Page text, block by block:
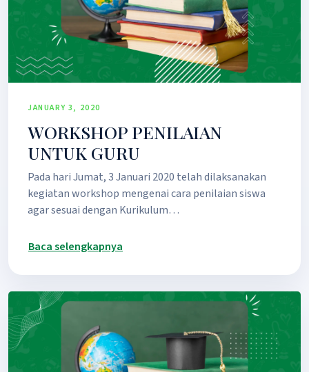
JANUARY 3, 2020
WORKSHOP PENILAIAN
UNTUK GURU
Pada hari Jumat, 3 Januari 2020 telah dilaksanakan
kegiatan workshop mengenai cara penilaian siswa
agar sesuai dengan Kurikulum…
Baca selengkapnya